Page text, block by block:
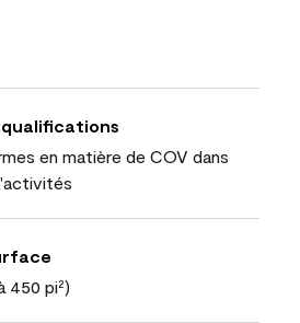
en matière de COV dans
450 pi²)